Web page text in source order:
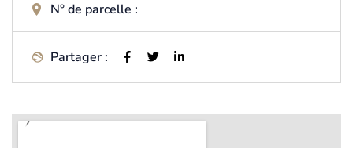
N° de parcelle :
Partager :